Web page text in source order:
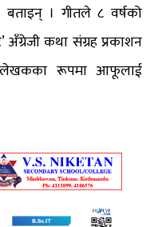
बताइन् । गीतले ८ वर्षको
अँग्रेजी कथा संग्रह प्रकाशन
लेखकका रूपमा आफूलाई